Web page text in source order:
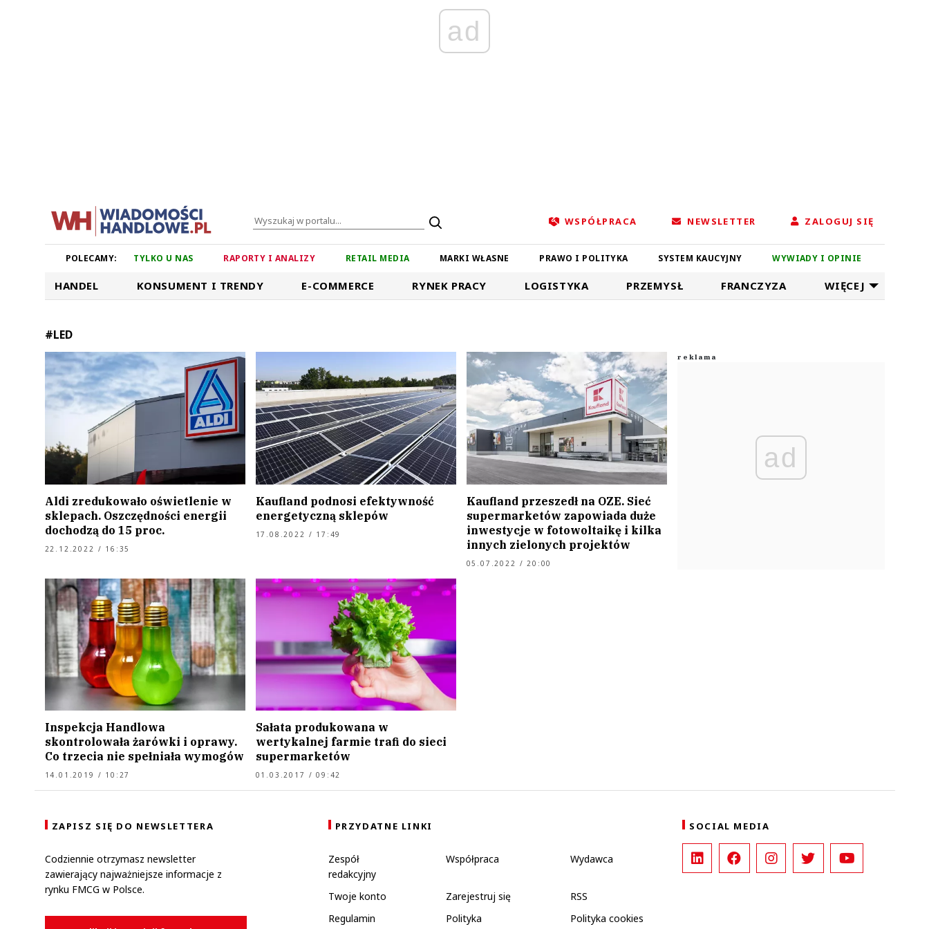
ad
WSPÓŁPRACA NEWSLETTER ZALOGUJ SIĘ
POLECAMY: TYLKO U NAS RAPORTY I ANALIZY RETAIL MEDIA MARKI WŁASNE PRAWO I POLITYKA SYSTEM KAUCYJNY WYWIADY I OPINIE
HANDEL KONSUMENT I TRENDY E-COMMERCE RYNEK PRACY LOGISTYKA PRZEMYSŁ FRANCZYZA WIĘCEJ
#LED
Aldi zredukowało oświetlenie w
sklepach. Oszczędności energii
dochodzą do 15 proc.
22.12.2022 / 16:35
Kaufland podnosi efektywność
energetyczną sklepów
17.08.2022 / 17:49
Kaufland przeszedł na OZE. Sieć
supermarketów zapowiada duże
inwestycje w fotowoltaikę i kilka
innych zielonych projektów
05.07.2022 / 20:00
Inspekcja Handlowa
skontrolowała żarówki i oprawy.
Co trzecia nie spełniała wymogów
14.01.2019 / 10:27
Sałata produkowana w
wertykalnej farmie trafi do sieci
supermarketów
01.03.2017 / 09:42
ad
ZAPISZ SIĘ DO NEWSLETTERA
Codziennie otrzymasz newsletter
zawierający najważniejsze informacje z
rynku FMCG w Polsce.
PRZYDATNE LINKI
Zespół
redakcyjny
Współpraca Wydawca
Twoje konto Zarejestruj się
RSS
Regulamin
Polityka
Polityka cookies
SOCIAL MEDIA